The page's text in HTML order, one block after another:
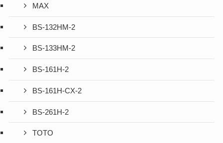
MAX
BS-132HM-2
BS-133HM-2
BS-161H-2
BS-161H-CX-2
BS-261H-2
TOTO